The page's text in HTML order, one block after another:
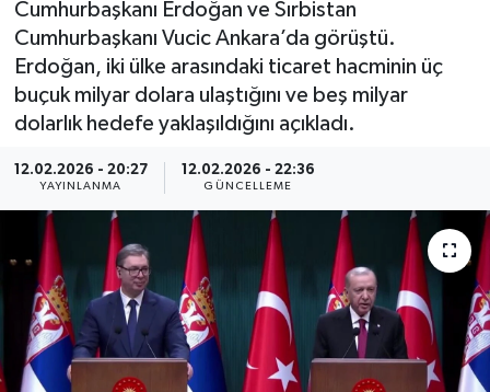
Cumhurbaşkanı Erdoğan ve Sırbistan
Cumhurbaşkanı Vucic Ankara’da görüştü.
Erdoğan, iki ülke arasındaki ticaret hacminin üç
buçuk milyar dolara ulaştığını ve beş milyar
dolarlık hedefe yaklaşıldığını açıkladı.
12.02.2026 - 20:27
YAYINLANMA
12.02.2026 - 22:36
GÜNCELLEME